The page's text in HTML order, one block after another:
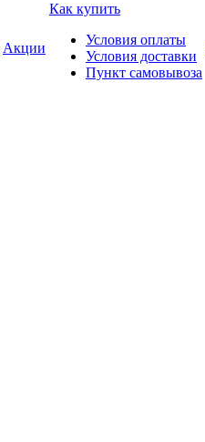
Акции
Как купить
Условия оплаты
Условия доставки
Пункт самовывоза